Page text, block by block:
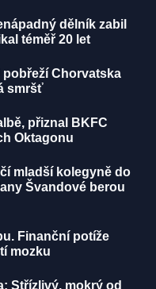
dělník zabil
téměř 20 let
pobřeží Chorvatska
smršť
přiznal BKFC
Oktagonu
mladší kolegyně do
Švandové berou
Finanční potíže
mozku
Střízlivý, mokrý od